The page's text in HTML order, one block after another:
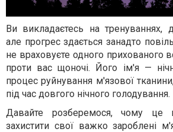
Ви викладаєтесь на тренуваннях,
але прогрес здається занадто
не враховуєте одного прихованого
проти вас щоночі. Його ім'я —
процес руйнування м'язової
під час довгого нічного голодування.
Давайте розберемося, чому це
захистити свої важко зароблені